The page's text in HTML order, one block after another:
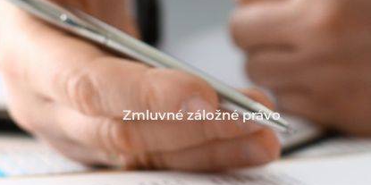
Zmluvné záložné právo